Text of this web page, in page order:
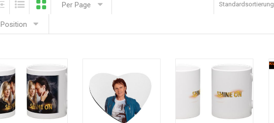
Per Page
Position
Standardsortierung